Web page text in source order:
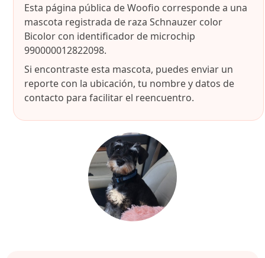
Esta página pública de Woofio corresponde a una
mascota registrada de raza Schnauzer color
Bicolor con identificador de microchip
990000012822098.
Si encontraste esta mascota, puedes enviar un
reporte con la ubicación, tu nombre y datos de
contacto para facilitar el reencuentro.